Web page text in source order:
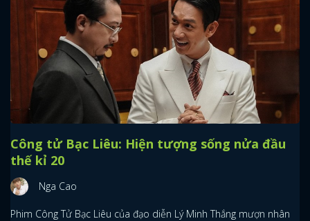
Công tử Bạc Liêu: Hiện tượng sống nửa đầu
thế kỉ 20
Nga Cao
Phim Công Tử Bạc Liêu của đạo diễn Lý Minh Thắng mượn nhân